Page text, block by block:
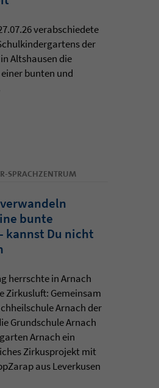
verabschiedete
der
Altshausen die
bunten und
SPRACHZENTRUM
bunte
kannst Du nicht
herrschte in Arnach
Zirkusluft: Gemeinsam
Arnach der
Grundschule Arnach
Arnach ein
Zirkusprojekt mit
aus Leverkusen